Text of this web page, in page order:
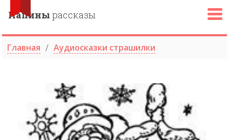
Папины рассказы
Главная Аудиосказки страшилки